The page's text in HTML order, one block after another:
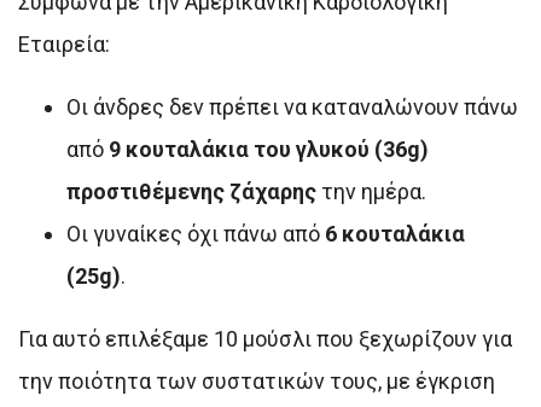
Εταιρεία:
Οι άνδρες δεν πρέπει να καταναλώνουν πάνω
από 9 κουταλάκια του γλυκού (36g)
προστιθέμενης ζάχαρης την ημέρα.
Οι γυναίκες όχι πάνω από 6 κουταλάκια
(25g).
Για αυτό επιλέξαμε 10 μούσλι που ξεχωρίζουν για
την ποιότητα των συστατικών τους, με έγκριση